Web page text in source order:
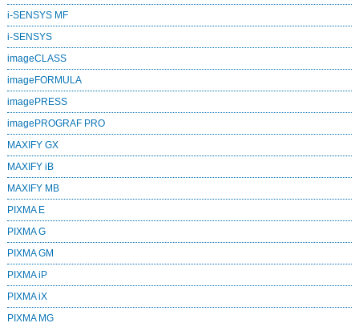
i-SENSYS MF
i‑SENSYS
imageCLASS
imageFORMULA
imagePRESS
imagePROGRAF PRO
MAXIFY GX
MAXIFY iB
MAXIFY MB
PIXMA E
PIXMA G
PIXMA GM
PIXMA iP
PIXMA iX
PIXMA MG